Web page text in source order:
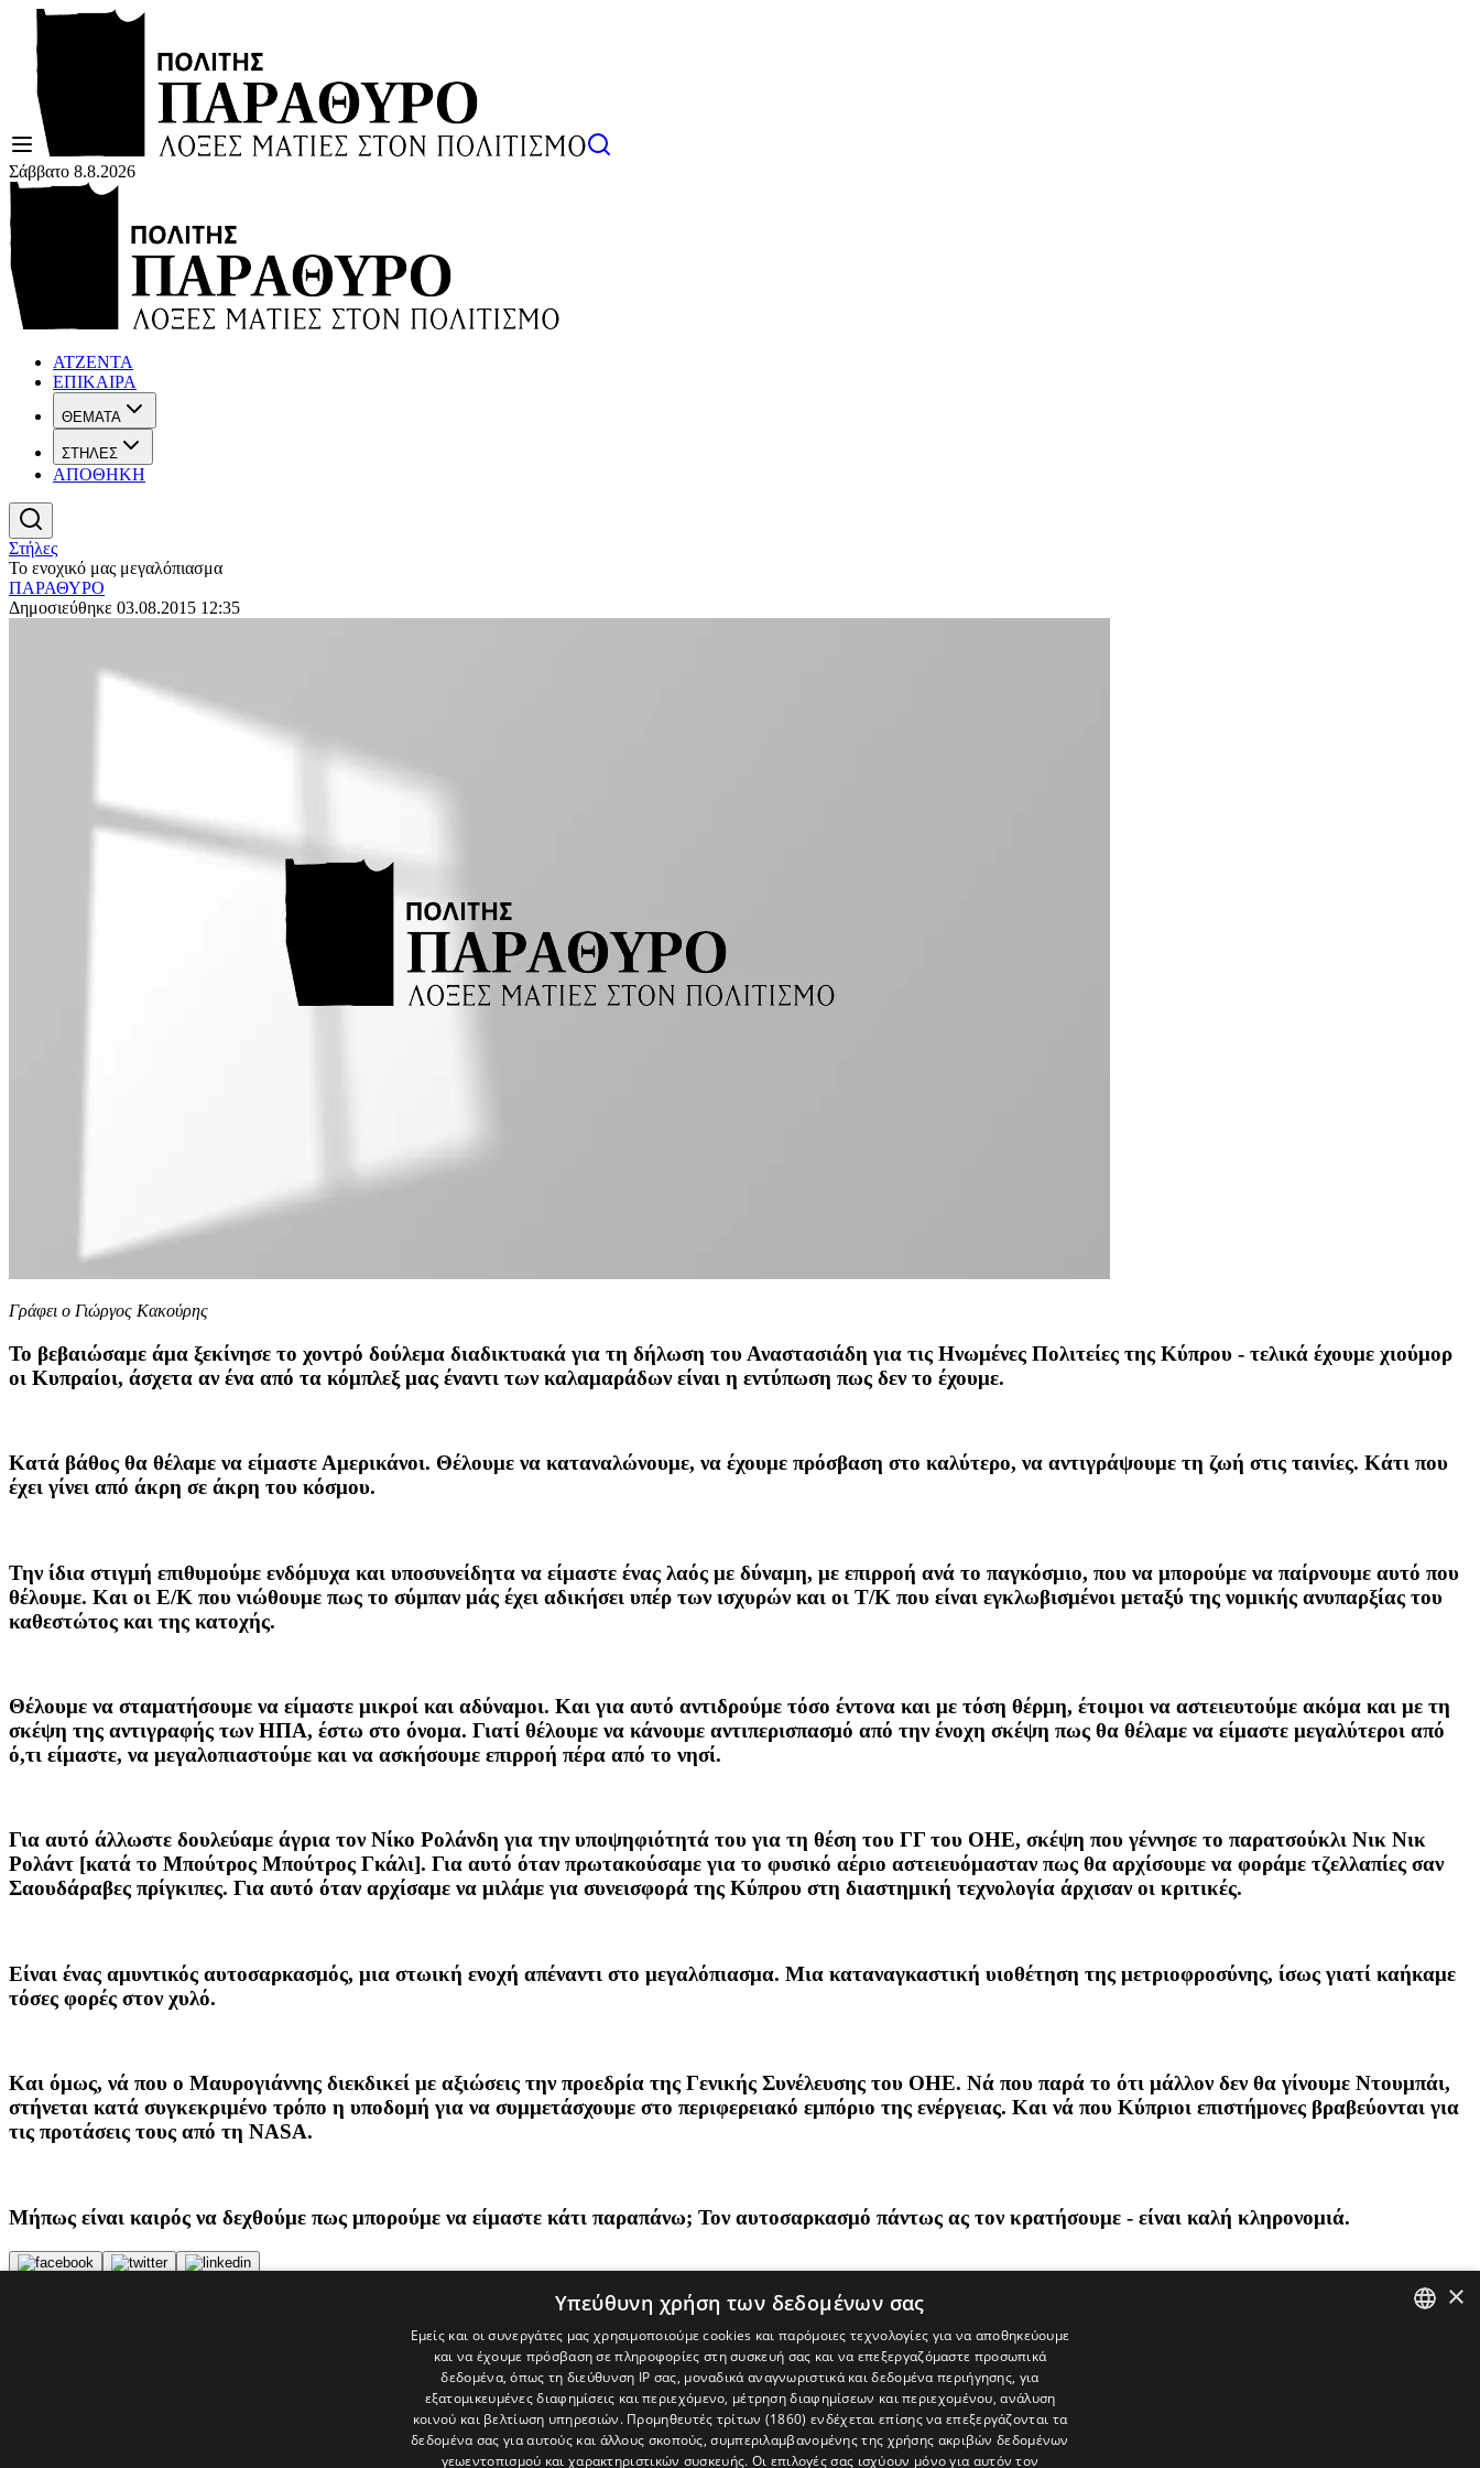
Σάββατο 8.8.2026
ΑΤΖΕΝΤΑ
ΕΠΙΚΑΙΡΑ
ΘΕΜΑΤΑ
ΣΤΗΛΕΣ
ΑΠΟΘΗΚΗ
Στήλες
Το ενοχικό μας μεγαλόπιασμα
ΠΑΡΑΘΥΡΟ
Δημοσιεύθηκε 03.08.2015 12:35
Γράφει ο Γιώργος Κακούρης
Το βεβαιώσαμε άμα ξεκίνησε το χοντρό δούλεμα διαδικτυακά για τη δήλωση του Αναστασιάδη για τις Ηνωμένες Πολιτείες της Κύπρου - τελικά έχουμε χιούμορ
οι Κυπραίοι, άσχετα αν ένα από τα κόμπλεξ μας έναντι των καλαμαράδων είναι η εντύπωση πως δεν το έχουμε.
Κατά βάθος θα θέλαμε να είμαστε Αμερικάνοι. Θέλουμε να καταναλώνουμε, να έχουμε πρόσβαση στο καλύτερο, να αντιγράψουμε τη ζωή στις ταινίες. Κάτι που
έχει γίνει από άκρη σε άκρη του κόσμου.
Την ίδια στιγμή επιθυμούμε ενδόμυχα και υποσυνείδητα να είμαστε ένας λαός με δύναμη, με επιρροή ανά το παγκόσμιο, που να μπορούμε να παίρνουμε αυτό που
θέλουμε. Και οι Ε/Κ που νιώθουμε πως το σύμπαν μάς έχει αδικήσει υπέρ των ισχυρών και οι Τ/Κ που είναι εγκλωβισμένοι μεταξύ της νομικής ανυπαρξίας του
καθεστώτος και της κατοχής.
Θέλουμε να σταματήσουμε να είμαστε μικροί και αδύναμοι. Και για αυτό αντιδρούμε τόσο έντονα και με τόση θέρμη, έτοιμοι να αστειευτούμε ακόμα και με τη
σκέψη της αντιγραφής των ΗΠΑ, έστω στο όνομα. Γιατί θέλουμε να κάνουμε αντιπερισπασμό από την ένοχη σκέψη πως θα θέλαμε να είμαστε μεγαλύτεροι από
ό,τι είμαστε, να μεγαλοπιαστούμε και να ασκήσουμε επιρροή πέρα από το νησί.
Για αυτό άλλωστε δουλεύαμε άγρια τον Νίκο Ρολάνδη για την υποψηφιότητά του για τη θέση του ΓΓ του ΟΗΕ, σκέψη που γέννησε το παρατσούκλι Νικ Νικ
Ρολάντ [κατά το Μπούτρος Μπούτρος Γκάλι]. Για αυτό όταν πρωτακούσαμε για το φυσικό αέριο αστειευόμασταν πως θα αρχίσουμε να φοράμε τζελλαπίες σαν
Σαουδάραβες πρίγκιπες. Για αυτό όταν αρχίσαμε να μιλάμε για συνεισφορά της Κύπρου στη διαστημική τεχνολογία άρχισαν οι κριτικές.
Είναι ένας αμυντικός αυτοσαρκασμός, μια στωική ενοχή απέναντι στο μεγαλόπιασμα. Μια καταναγκαστική υιοθέτηση της μετριοφροσύνης, ίσως γιατί καήκαμε
τόσες φορές στον χυλό.
Και όμως, νά που ο Μαυρογιάννης διεκδικεί με αξιώσεις την προεδρία της Γενικής Συνέλευσης του ΟΗΕ. Νά που παρά το ότι μάλλον δεν θα γίνουμε Ντουμπάι,
στήνεται κατά συγκεκριμένο τρόπο η υποδομή για να συμμετάσχουμε στο περιφερειακό εμπόριο της ενέργειας. Και νά που Κύπριοι επιστήμονες βραβεύονται για
τις προτάσεις τους από τη NASA.
Μήπως είναι καιρός να δεχθούμε πως μπορούμε να είμαστε κάτι παραπάνω; Τον αυτοσαρκασμό πάντως ας τον κρατήσουμε - είναι καλή κληρονομιά.
×
Υπεύθυνη χρήση των δεδομένων σας
Εμείς και οι συνεργάτες μας χρησιμοποιούμε cookies και παρόμοιες τεχνολογίες για να αποθηκεύουμε
και να έχουμε πρόσβαση σε πληροφορίες στη συσκευή σας και να επεξεργαζόμαστε προσωπικά
δεδομένα, όπως τη διεύθυνση IP σας, μοναδικά αναγνωριστικά και δεδομένα περιήγησης, για
εξατομικευμένες διαφημίσεις και περιεχόμενο, μέτρηση διαφημίσεων και περιεχομένου, ανάλυση
κοινού και βελτίωση υπηρεσιών. Προμηθευτές τρίτων (1860) ενδέχεται επίσης να επεξεργάζονται τα
δεδομένα σας για αυτούς και άλλους σκοπούς, συμπεριλαμβανομένης της χρήσης ακριβών δεδομένων
γεωεντοπισμού και χαρακτηριστικών συσκευής. Οι επιλογές σας ισχύουν μόνο για αυτόν τον